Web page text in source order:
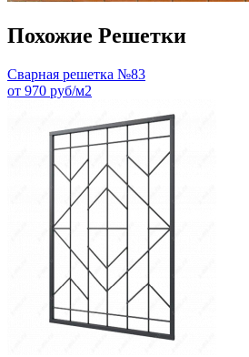
Похожие Решетки
Сварная решетка №83
от 970 руб/м2